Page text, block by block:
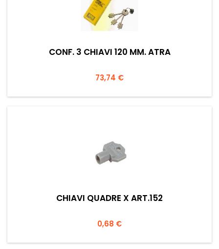
CONF. 3 CHIAVI 120 MM. ATRA
Prezzo
73,74 €
CHIAVI QUADRE X ART.152
Prezzo
0,68 €